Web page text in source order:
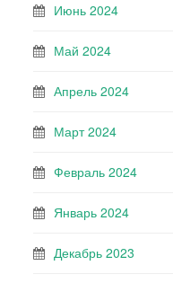
Июнь 2024
Май 2024
Апрель 2024
Март 2024
Февраль 2024
Январь 2024
Декабрь 2023